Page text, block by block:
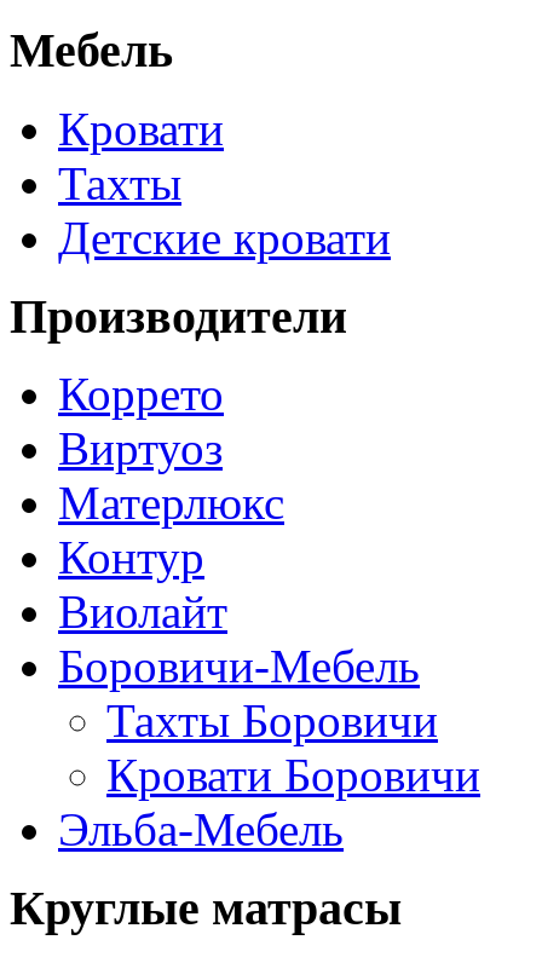
Мебель
Кровати
Тахты
Детские кровати
Производители
Коррето
Виртуоз
Матерлюкс
Контур
Виолайт
Боровичи-Мебель
Тахты Боровичи
Кровати Боровичи
Эльба-Мебель
Круглые матрасы